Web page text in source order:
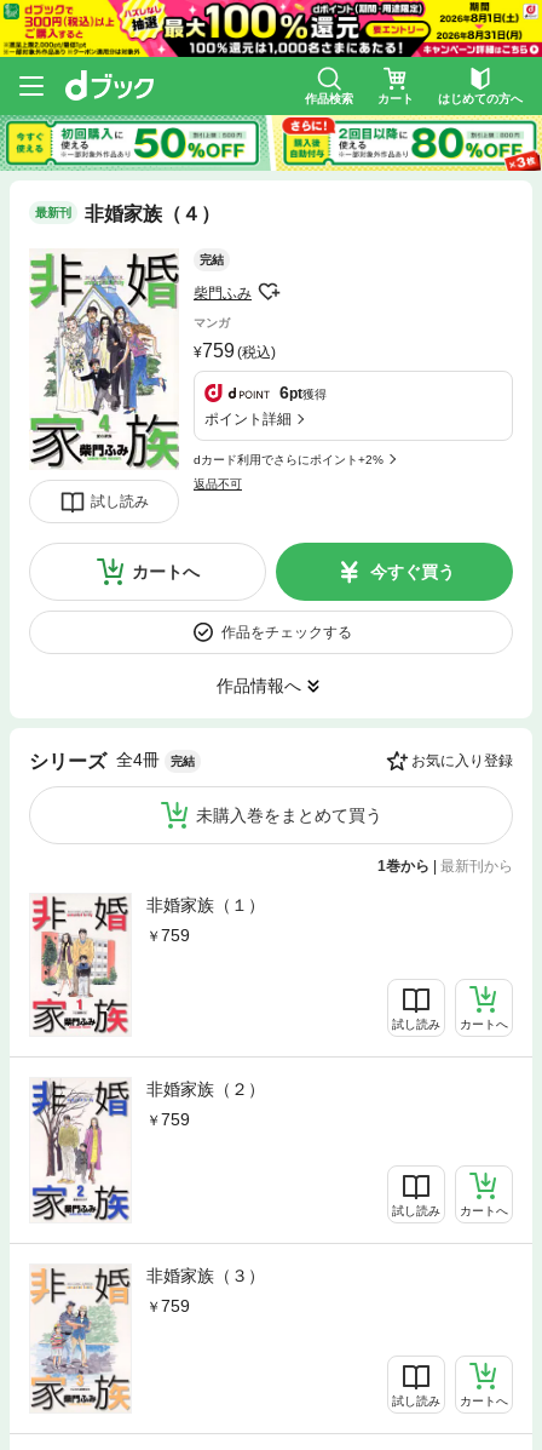
作品検索 カート はじめての方へ
最新刊 非婚家族（４）
試し読み
完結
柴門ふみ
マンガ
759(税込)
6pt獲得
ポイント詳細
dカード利用でさらにポイント+2%
返品不可
カートへ 今すぐ買う
作品をチェックする
作品情報へ
シリーズ 全4冊 完結 お気に入り登録
未購入巻をまとめて買う
1巻から | 最新刊から
非婚家族（１）
759
試し読み カートへ
非婚家族（２）
759
試し読み カートへ
非婚家族（３）
759
試し読み カートへ